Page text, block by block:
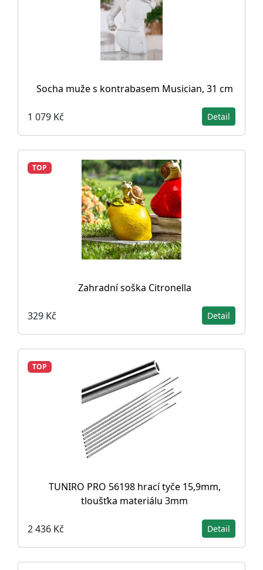
Socha muže s kontrabasem Musician, 31 cm
1 079 Kč Detail
TOP
Zahradní soška Citronella
329 Kč Detail
TOP
TUNIRO PRO 56198 hrací tyče 15,9mm,
tloušťka materiálu 3mm
2 436 Kč Detail